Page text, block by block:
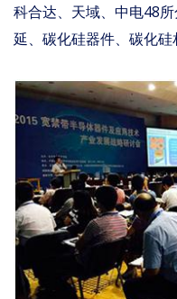
科合达、天域、中电48
延、碳化硅器件、碳化硅